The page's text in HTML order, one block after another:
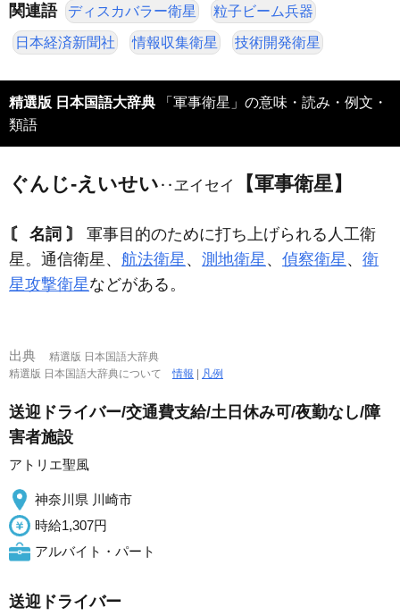
関連語 ディスカバラー衛星 粒子ビーム兵器
日本経済新聞社 情報収集衛星 技術開発衛星
精選版 日本国語大辞典 「軍事衛星」の意味・読み・例文・
類語
ぐんじ‐えいせい ‥ヱイセイ 【軍事衛星】
〘 名詞 〙
軍事目的のために打ち上げられる人工衛
星。通信衛星、 航法衛星 、 測地衛星 、 偵察衛星 、 衛
星攻撃衛星などがある。
出典
精選版 日本国語大辞典
精選版 日本国語大辞典について情報 | 凡例
送迎ドライバー/交通費支給/土日休み可/夜勤なし/障
害者施設
アトリエ聖風
神奈川県 川崎市
時給1,307円
アルバイト・パート
送迎ドライバー